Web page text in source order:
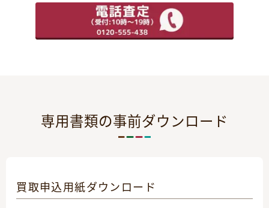
専用書類の事前ダウンロード
買取申込用紙ダウンロード